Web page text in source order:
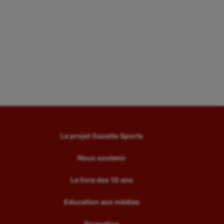
Le projet Gazette Sports
Nous soutenir
Le livre des 10 ans
Education aux médias